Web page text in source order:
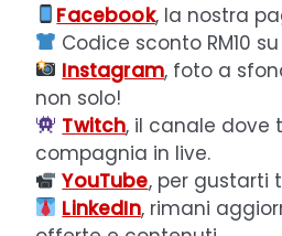
Facebook, la nostra
Codice sconto RM10 su
Instagram, foto a
non solo!
Twitch, il canale dove
compagnia in live.
YouTube, per gustarti
LinkedIn, rimani